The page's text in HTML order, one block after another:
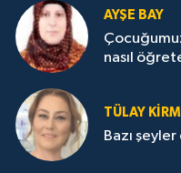
AYŞE BAY
nasıl
TÜLAY
Bazı